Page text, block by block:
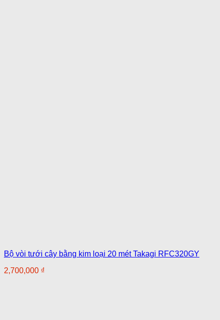
Bộ vòi tưới cây bằng kim loại 20 mét Takagi RFC320GY
2,700,000 ₫